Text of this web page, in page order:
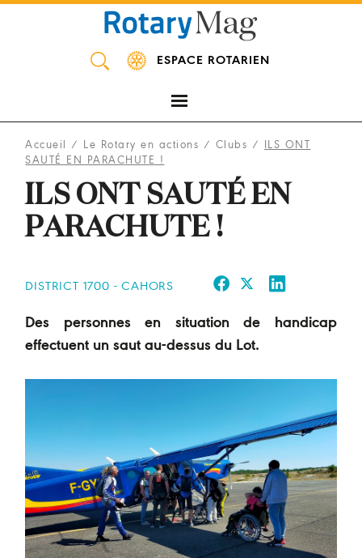
ESPACE ROTARIEN
Accueil / Le Rotary en actions / Clubs / ILS ONT
SAUTÉ EN PARACHUTE !
ILS ONT SAUTÉ EN
PARACHUTE !
DISTRICT 1700 - CAHORS
Des personnes en situation de handicap
effectuent un saut au-dessus du Lot.
Panneau de gestion des cookies